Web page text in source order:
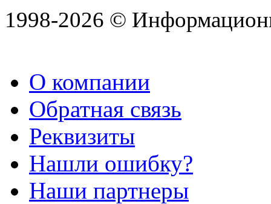
1998-2026 ©
О компании
Обратная связь
Реквизиты
Нашли ошибку?
Наши партнеры